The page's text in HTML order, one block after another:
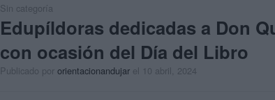
Sin categoría
Edupíldoras dedicadas a Don
con ocasión del Día del Libro
Publicado por orientacionandujar el 10 abril, 2024